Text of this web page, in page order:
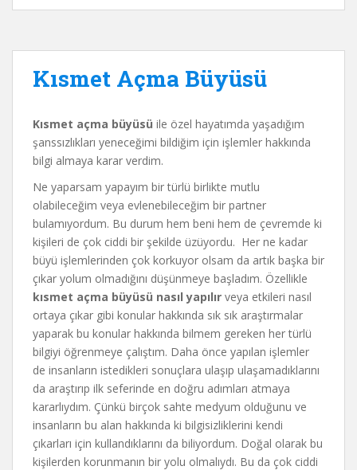
Kısmet Açma Büyüsü
Kısmet açma büyüsü ile özel hayatımda yaşadığım
şanssızlıkları yeneceğimi bildiğim için işlemler hakkında
bilgi almaya karar verdim.
Ne yaparsam yapayım bir türlü birlikte mutlu
olabileceğim veya evlenebileceğim bir partner
bulamıyordum. Bu durum hem beni hem de çevremde ki
kişileri de çok ciddi bir şekilde üzüyordu. Her ne kadar
büyü işlemlerinden çok korkuyor olsam da artık başka bir
çıkar yolum olmadığını düşünmeye başladım. Özellikle
kısmet açma büyüsü nasıl yapılır veya etkileri nasıl
ortaya çıkar gibi konular hakkında sık sık araştırmalar
yaparak bu konular hakkında bilmem gereken her türlü
bilgiyi öğrenmeye çalıştım. Daha önce yapılan işlemler
de insanların istedikleri sonuçlara ulaşıp ulaşamadıklarını
da araştırıp ilk seferinde en doğru adımları atmaya
kararlıydım. Çünkü birçok sahte medyum olduğunu ve
insanların bu alan hakkında ki bilgisizliklerini kendi
çıkarları için kullandıklarını da biliyordum. Doğal olarak bu
kişilerden korunmanın bir yolu olmalıydı. Bu da çok ciddi